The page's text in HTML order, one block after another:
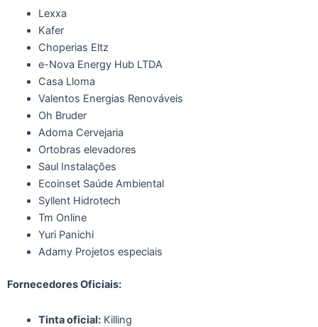
Lexxa
Kafer
Choperias Eltz
e-Nova Energy Hub LTDA
Casa Lloma
Valentos Energias Renováveis
Oh Bruder
Adoma Cervejaria
Ortobras elevadores
Saul Instalações
Ecoinset Saúde Ambiental
Syllent Hidrotech
Tm Online
Yuri Panichi
Adamy Projetos especiais
Fornecedores Oficiais:
Tinta oficial:Killing